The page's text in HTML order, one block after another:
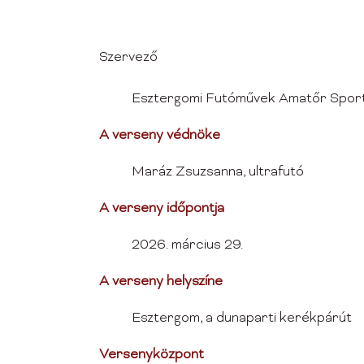
Szervező
Esztergomi Futóművek Amatőr
A verseny védnöke
Maráz Zsuzsanna, ultrafutó
A verseny időpontja
2026. március 29.
A verseny helyszíne
Esztergom, a dunaparti kerékpárút
Versenyközpont